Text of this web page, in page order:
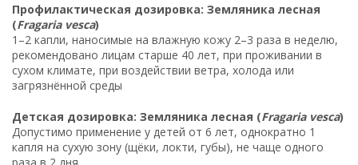
Профилактическая дозировка: Земляника лесная
(Fragaria vesca)
1–2 капли, наносимые на влажную кожу 2–3 раза в неделю,
рекомендовано лицам старше 40 лет, при проживании в
сухом климате, при воздействии ветра, холода или
загрязнённой среды
Детская дозировка: Земляника лесная (Fragaria vesca)
Допустимо применение у детей от 6 лет, однократно 1
капля на сухую зону (щёки, локти, губы), не чаще одного